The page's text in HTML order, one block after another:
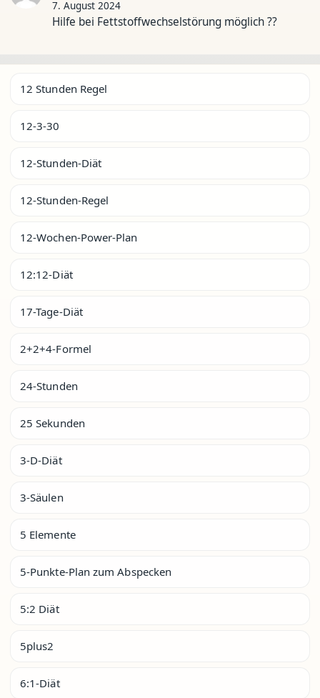
7. August 2024
Hilfe bei Fettstoffwechselstörung möglich ??
12 Stunden Regel
12-3-30
12-Stunden-Diät
12-Stunden-Regel
12-Wochen-Power-Plan
12:12-Diät
17-Tage-Diät
2+2+4-Formel
24-Stunden
25 Sekunden
3-D-Diät
3-Säulen
5 Elemente
5-Punkte-Plan zum Abspecken
5:2 Diät
5plus2
6:1-Diät